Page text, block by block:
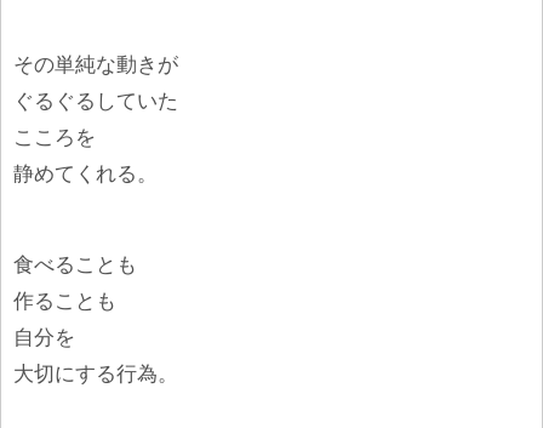
その単純な動きが
ぐるぐるしていた
こころを
静めてくれる。
食べることも
作ることも
自分を
大切にする行為。